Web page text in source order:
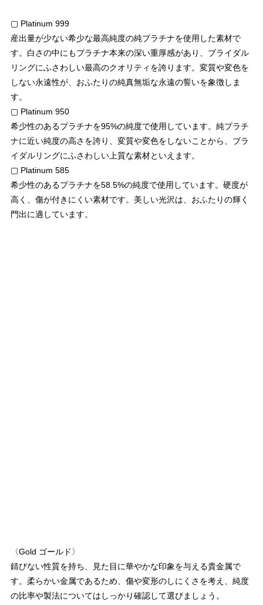
▢ Platinum 999
産出量が少ない希少な最高純度の純プラチナを使用した素材で
す。白さの中にもプラチナ本来の深い重厚感があり、ブライダル
リングにふさわしい最高のクオリティを誇ります。変質や変色を
しない永遠性が、おふたりの純真無垢な永遠の誓いを象徴しま
す。
▢ Platinum 950
希少性のあるプラチナを95%の純度で使用しています。純プラチ
ナに近い純度の高さを誇り、変質や変色をしないことから、ブラ
イダルリングにふさわしい上質な素材といえます。
▢ Platinum 585
希少性のあるプラチナを58.5%の純度で使用しています。硬度が
高く、傷が付きにくい素材です。美しい光沢は、おふたりの輝く
門出に適しています。
〈Gold ゴールド〉
錆びない性質を持ち、見た目に華やかな印象を与える貴金属で
す。柔らかい金属であるため、傷や変形のしにくさを考え、純度
の比率や製法についてはしっかり確認して選びましょう。